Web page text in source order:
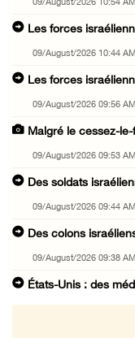
09/August/2026 10:54 AM
Les forces
09/August/2026 10:44 AM
Les forces
09/August/2026 09:56 AM
Malgré le cessez-
09/August/2026 09:53 AM
Des soldats
09/August/2026 09:44 AM
Des colons
09/August/2026 09:38 AM
États-Unis : des